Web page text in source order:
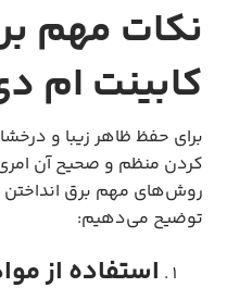
نکات مهم
کابینت ام
برای حفظ ظاهر زیبا و
کردن منظم و صحیح آن
روش‌های مهم برق انداختن
توضیح می‌دهیم:
استفاده از